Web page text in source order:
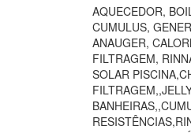
AQUECEDOR,
CUMULUS,
ANAUGER,
FILTRAGEM,
SOLAR